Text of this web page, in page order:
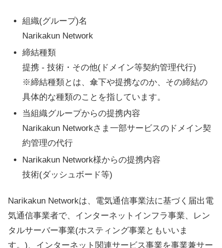
組織(グループ)名
Narikakun Network
締結種類
提携 - 技術・その他(ドメイン等契約管理代行)
※締結種類とは、傘下や提携なのか、その締結の
具体的な種類のことを指しています。
当組織グループからの提携内容
Narikakun Networkさま一部サービスのドメイン契
約管理の代行
Narikakun Network様からの提携内容
技術(ダッシュボード等)
Narikakun Networkは、電気通信事業法に基づく届出電
気通信事業者で、インターネットインフラ事業、レン
タルサーバー事業(ホスティング事業ともいいま
す。)、インターネット関連サービス事業を事業兼サー